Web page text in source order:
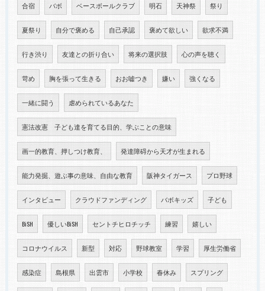
合宿 バボ ベースボールクラブ 明石 天神祭 祭り
夏祭り 自分で褒める 自己承認 褒めて欲しい 欲求不満
行き渋り 友達との折り合い 将来の選択肢 心の声を聴く
苛め 胸を張って生きる おお嘘つき 嫌い 強くなる
一緒に闘う 虐められているあなた
憲法改憲 子ども達を育てる目的、学ぶことの意味
画一的教育、押しつけ教育、 発達障碍から天才が生まれる
能力発掘、遊ぶ事の意味、自由な教育 阪神タイガース プロ野球
インタビュー クラウドファンディング バボキッズ 子ども
BiSH 優しいBiSH セントチヒロチッチ 練習 嬉しい
コロナウイルス 新型 対応 野球教室 学習 厚生労働省
感染症 島根県 出雲市 小学校 春休み スプリング